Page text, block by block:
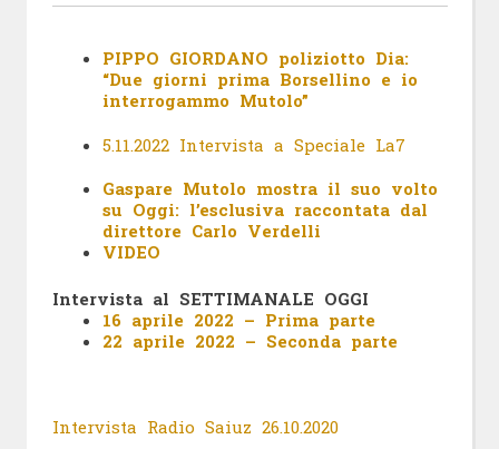
PIPPO GIORDANO poliziotto Dia:
“Due giorni prima Borsellino e io
interrogammo Mutolo”
5.11.2022 Intervista a Speciale La7
Gaspare Mutolo mostra il suo volto
su Oggi: l’esclusiva raccontata dal
direttore Carlo Verdelli
VIDEO
Intervista al SETTIMANALE OGGI
16 aprile 2022 – Prima parte
22 aprile 2022 – Seconda parte
Intervista Radio Saiuz 26.10.2020